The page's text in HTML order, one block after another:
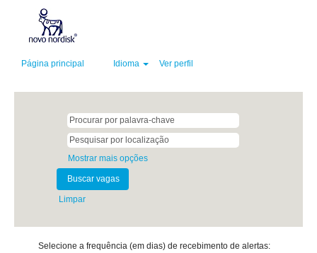
Página principal Idioma Ver perfil
Mostrar mais opções
Limpar
Selecione a frequência (em dias) de recebimento de alertas: